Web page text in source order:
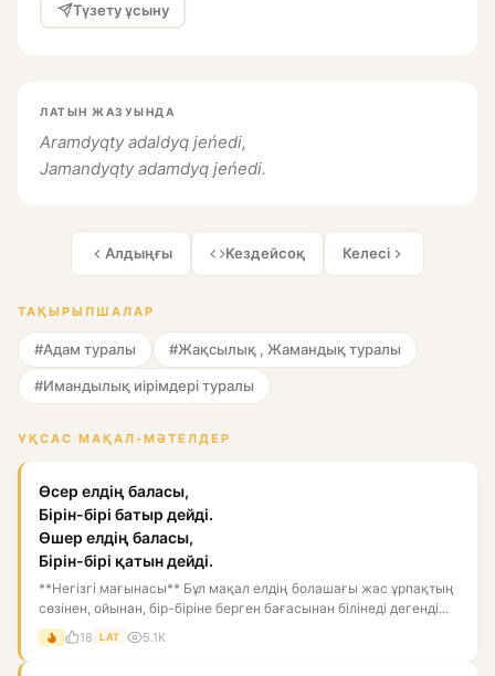
Түзету ұсыну
ЛАТЫН ЖАЗУЫНДА
Aramdyqty adaldyq jeńedi,
Jamandyqty adamdyq jeńedi.
Алдыңғы Кездейсоқ Келесі
ТАҚЫРЫПШАЛАР
#Адам туралы #Жақсылық , Жамандық туралы
#Имандылық иірімдері туралы
ҰҚСАС МАҚАЛ-МӘТЕЛДЕР
Өсер елдің баласы,
Бірін-бірі батыр дейді.
Өшер елдің баласы,
Бірін-бірі қатын дейді.
**Негізгі мағынасы** Бұл мақал елдің болашағы жас ұрпақтың
сөзінен, ойынан, бір-біріне берген бағасынан білінеді дегенді...
18 LAT 5.1K